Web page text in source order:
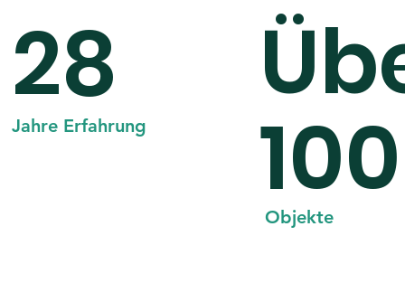
​28
Jahre Erfahrung 100
​Objekte